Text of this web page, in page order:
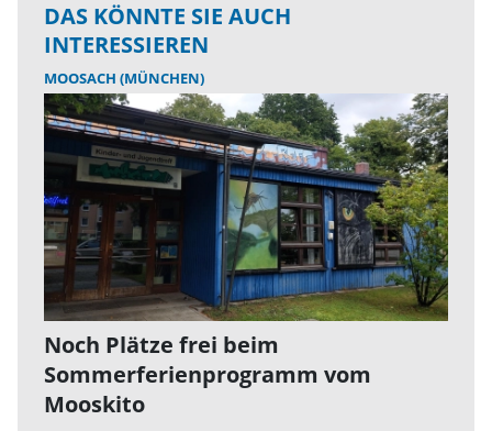
DAS KÖNNTE SIE AUCH
INTERESSIEREN
MOOSACH (MÜNCHEN)
Noch Plätze frei beim
Sommerferienprogramm vom
Mooskito